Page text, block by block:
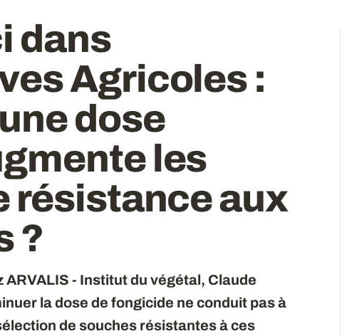
dans
Agricoles :
dose
les
résistance aux
?
- Institut du végétal, Claude
la dose de fongicide ne conduit pas à
de souches résistantes à ces